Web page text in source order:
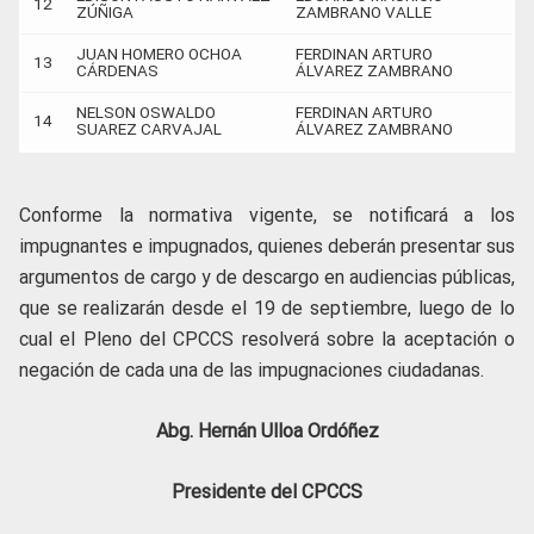
12
ZÚÑIGA
ZAMBRANO VALLE
13
JUAN HOMERO OCHOA
CÁRDENAS
FERDINAN ARTURO
ÁLVAREZ ZAMBRANO
14
NELSON OSWALDO
SUAREZ CARVAJAL
FERDINAN ARTURO
ÁLVAREZ ZAMBRANO
Conforme la normativa vigente, se notificará a los
impugnantes e impugnados, quienes deberán presentar sus
argumentos de cargo y de descargo en audiencias públicas,
que se realizarán desde el 19 de septiembre, luego de lo
cual el Pleno del CPCCS resolverá sobre la aceptación o
negación de cada una de las impugnaciones ciudadanas.
Abg. Hernán Ulloa Ordóñez
Presidente del CPCCS